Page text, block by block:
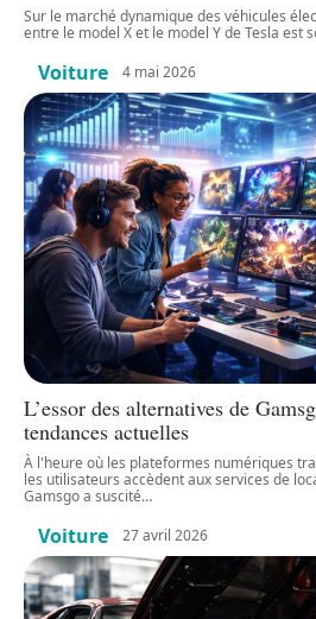
Sur le marché dynamique des véhicules
entre le model X et le model Y de Tesla est
Voiture 4 mai 2026
L’essor des alternatives de
tendances actuelles
À l'heure où les plateformes numériques
les utilisateurs accèdent aux services de
Gamsgo a suscité…
Voiture 27 avril 2026